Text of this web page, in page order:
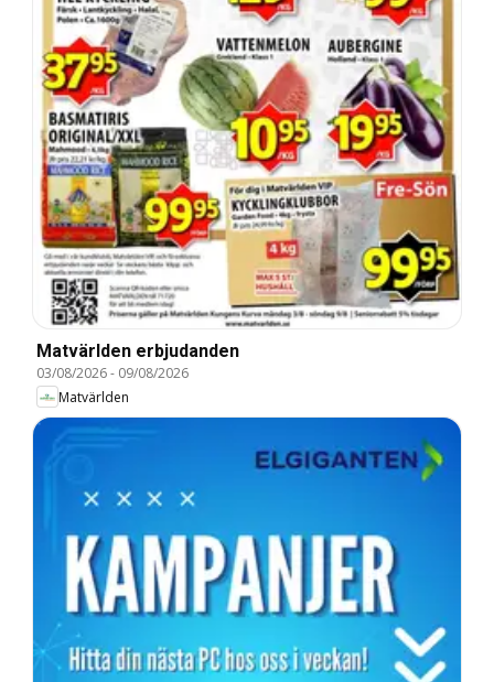
Matvärlden erbjudanden
03/08/2026- 09/08/2026
Matvärlden